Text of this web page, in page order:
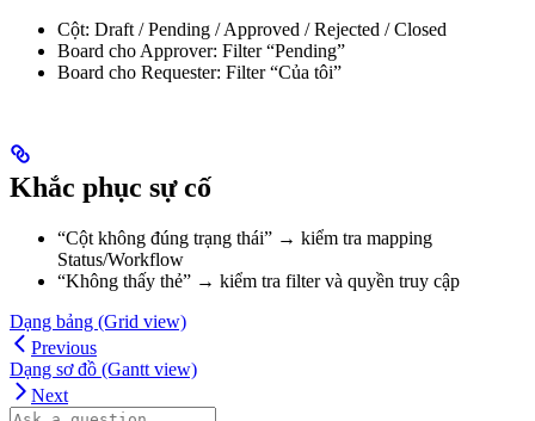
Cột: Draft / Pending / Approved / Rejected / Closed
Board cho Approver: Filter “Pending”
Board cho Requester: Filter “Của tôi”
Khắc phục sự cố
“Cột không đúng trạng thái” → kiểm tra mapping
Status/Workflow
“Không thấy thẻ” → kiểm tra filter và quyền truy cập
Dạng bảng (Grid view)
Previous
Dạng sơ đồ (Gantt view)
Next